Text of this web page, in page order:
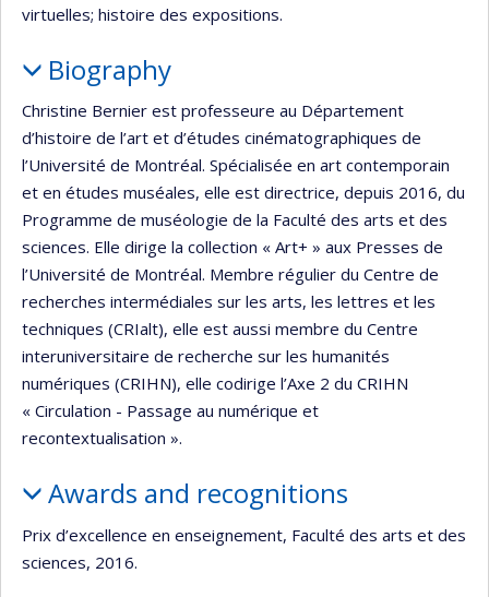
virtuelles; histoire des expositions.
Biography
Christine Bernier est professeure au Département
d’histoire de l’art et d’études cinématographiques de
l’Université de Montréal. Spécialisée en art contemporain
et en études muséales, elle est directrice, depuis 2016, du
Programme de muséologie de la Faculté des arts et des
sciences. Elle dirige la collection « Art+ » aux Presses de
l’Université de Montréal. Membre régulier du Centre de
recherches intermédiales sur les arts, les lettres et les
techniques (CRIalt), elle est aussi membre du Centre
interuniversitaire de recherche sur les humanités
numériques (CRIHN), elle codirige l’Axe 2 du CRIHN
« Circulation - Passage au numérique et
recontextualisation ».
Awards and recognitions
Prix d’excellence en enseignement, Faculté des arts et des
sciences, 2016.